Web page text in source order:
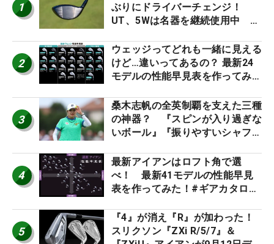
1
ぶりにドライバーチェンジ！
UT、5Wは名器を継続使用中 #
2
ウェッジってどれも一緒に見える
けど…違いってあるの？ 最新24
モデルの性能早見表を作ってみ
3
桑木志帆の全英制覇を支えた三種
の神器？ 『スピンが入り過ぎな
いボール』『振りやすいシャフ
ー』 #女子プロセッティング
4
最新アイアンはロフト角で選
べ！ 最新41モデルの性能早見
表を作ってみた！#ギアカタログ
5
『4』が消え『R』が加わった！
スリクソン『ZXi R/5/7』＆